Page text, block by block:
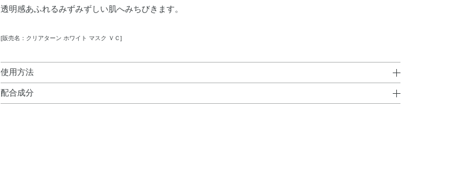
透明感あふれるみずみずしい肌へみちびきます。
[販売名：クリアターン ホワイト マスク ＶＣ]
使用方法
使用方法
配合成分